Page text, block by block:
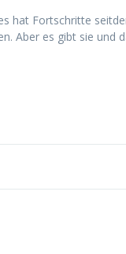
hat Fortschritte
Aber es gibt sie und